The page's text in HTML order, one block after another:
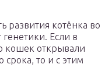
развития котёнка во
Если в
кошек открывали
срока, то и с этим